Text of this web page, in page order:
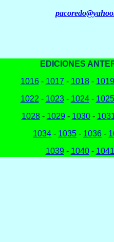
EDICIONES
1016- 1017- 1018- 1019
1022 - 1023- 1024- 1025
1028- 1029- 1030-
1034 - 1035 - 1036 -
1039- 1040- 1041